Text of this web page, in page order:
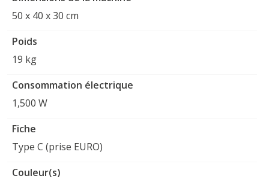
50 x 40 x 30 cm
Poids
19 kg
Consommation électrique
1,500 W
Fiche
Type C (prise EURO)
Couleur(s)